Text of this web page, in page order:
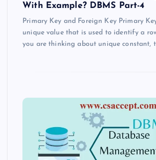
With Example? DBMS Part-4
Primary Key and Foreign Key Primary
unique value that is used to identify a
you are thinking about unique constant,